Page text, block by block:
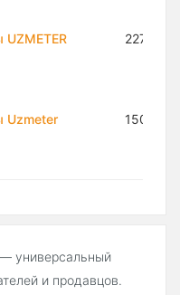
227 000
Uzmeter
150 000
универсальный
и продавцов.